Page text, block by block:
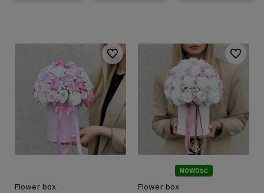
Flower box
Do ulubionych
NOWOŚĆ
Flower box
Do